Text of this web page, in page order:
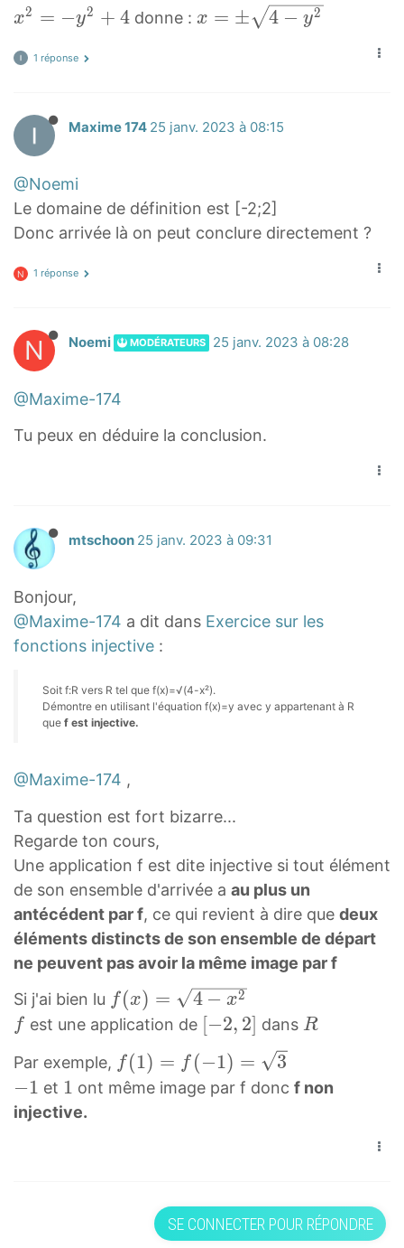
x
=
2
+
4
x
^
=
^
2
+
x2 = −y2 + 4donne : x
y
=
±
t
y
x = ± 4 − y2
1 réponse
Maxime 174 25 janv. 2023 à 08:15
@Noemi
Le domaine de définition est [-2;2]
Donc arrivée là on peut conclure directement ?
N 1 réponse
N Noemi MODÉRATEURS 25 janv. 2023 à 08:28
@Maxime-174
Tu peux en déduire la conclusion.
mtschoon 25 janv. 2023 à 09:31
Bonjour,
@Maxime-174 a dit dans Exercice sur les
fonctions injective :
Soit f:R vers R tel que f(x)=√(4-x²).
Démontre en utilisant l'équation f(x)=y avec y appartenant à R
que f est injective.
@Maxime-174 ,
Ta question est fort bizarre...
Regarde ton cours,
Une application f est dite injective si tout élément
de son ensemble d'arrivée a au plus un
antécédent par f, ce qui revient à dire que deux
éléments distincts de son ensemble de départ
ne peuvent pas avoir la même image par f
Si j'ai bien lu f
(
)
=
f(x) = 4 − x2
f
f est une application de [
2
,
2
,
[−2, 2] dans R
R
Par exemple, f
(
f(1) = f (−1) =
3
−
1
−1 et 1
1
1 ont même image par f donc f non
injective.
SE CONNECTER POUR RÉPONDRE